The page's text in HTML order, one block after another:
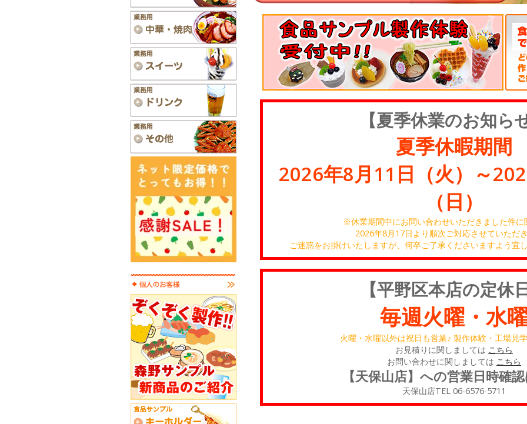
【夏季休業のお知ら
夏季休暇期間
2026年8月11日（火）～
（日）
※休業期間中にお問い合わせいただきました件に
2026年8月17日より順次ご対応させていただ
ご迷惑をお掛けいたしますが、何卒ご了承くださいますよう宜
【平野区本店の定休
毎週火曜・水
火曜・水曜以外は祝日も営業♪ 製作体験・工場見
お見積りに関しましては こちら
お問い合わせに関しましては こちら
【天保山店】への営業日時確
天保山店TEL 06-6576-5711